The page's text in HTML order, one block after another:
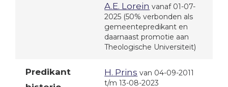
A.E. Lorein vanaf 01-07-
2025 (50% verbonden als
gemeentepredikant en
daarnaast promotie aan
Theologische Universiteit)
Predikant
H. Prins van 04-09-2011
t/m 13-08-2023